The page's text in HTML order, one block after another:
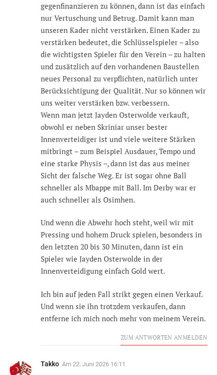
gegenfinanzieren zu können, dann ist das einfach
nur Vertuschung und Betrug. Damit kann man
unseren Kader nicht verstärken. Einen Kader zu
verstärken bedeutet, die Schlüsselspieler – also
die wichtigsten Spieler für den Verein – zu halten
und zusätzlich auf den vorhandenen Baustellen
neues Personal zu verpflichten, natürlich unter
Berücksichtigung der Qualität. Nur so können wir
uns weiter verstärken bzw. verbessern.
Wenn man jetzt Jayden Osterwolde verkauft,
obwohl er neben Skriniar unser bester
Innenverteidiger ist und viele weitere Stärken
mitbringt – zum Beispiel Ausdauer, Tempo und
eine starke Physis –, dann ist das aus meiner
Sicht der falsche Weg. Er ist sogar ohne Ball
schneller als Mbappe mit Ball. Im Derby war er
auch schneller als Osimhen.
Und wenn die Abwehr hoch steht, weil wir mit
Pressing und hohem Druck spielen, besonders in
den letzten 20 bis 30 Minuten, dann ist ein
Spieler wie Jayden Osterwolde in der
Innenverteidigung einfach Gold wert.
Ich bin auf jeden Fall strikt gegen einen Verkauf.
Und wenn sie ihn trotzdem verkaufen, dann
entferne ich mich noch mehr von meinem Verein.
ZUM ANTWORTEN ANMELDEN
Takko Am 22. Juni 2026 16:11